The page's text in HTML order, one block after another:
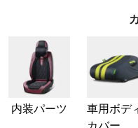
内装パーツ
車用ボデ
カバー